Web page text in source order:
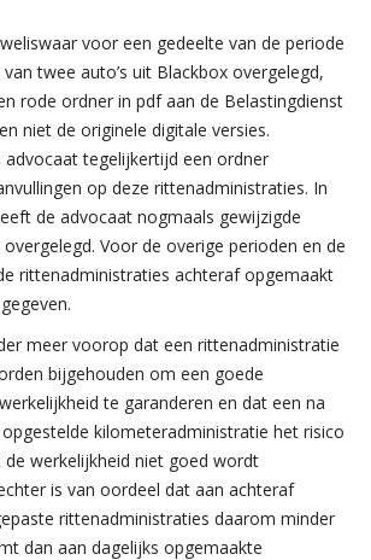
voor een gedeelte van de periode
twee auto’s uit Blackbox overgelegd,
rode ordner in pdf aan de Belastingdienst
niet de originele digitale versies.
tegelijkertijd een ordner
op deze rittenadministraties. In
de advocaat nogmaals gewijzigde
Voor de overige perioden en de
rittenadministraties achteraf opgemaakt
meer voorop dat een rittenadministratie
bijgehouden om een goede
te garanderen en dat een na
kilometeradministratie het risico
werkelijkheid niet goed wordt
is van oordeel dat aan achteraf
rittenadministraties daarom minder
dan aan dagelijks opgemaakte